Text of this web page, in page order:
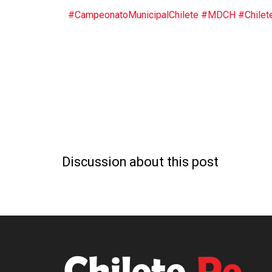
#CampeonatoMunicipalChilete #MDCH
Discussion about this post